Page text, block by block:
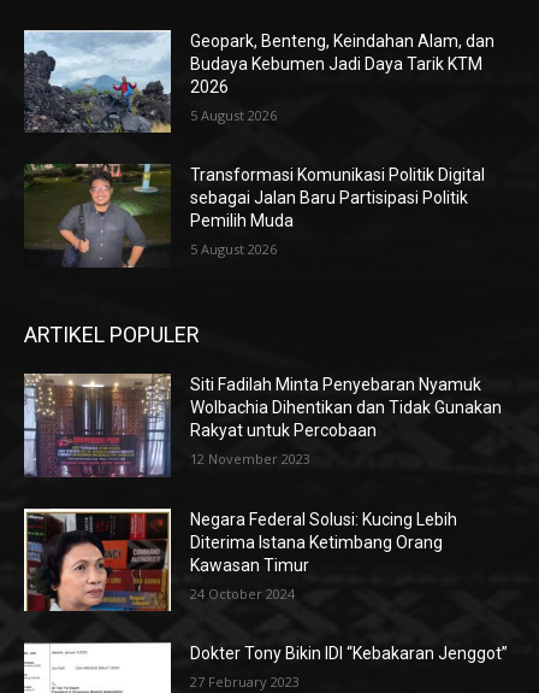
Geopark, Benteng, Keindahan Alam, dan
Budaya Kebumen Jadi Daya Tarik KTM
2026
5 August 2026
Transformasi Komunikasi Politik Digital
sebagai Jalan Baru Partisipasi Politik
Pemilih Muda
5 August 2026
ARTIKEL POPULER
Siti Fadilah Minta Penyebaran Nyamuk
Wolbachia Dihentikan dan Tidak Gunakan
Rakyat untuk Percobaan
12 November 2023
Negara Federal Solusi: Kucing Lebih
Diterima Istana Ketimbang Orang
Kawasan Timur
24 October 2024
Dokter Tony Bikin IDI “Kebakaran Jenggot”
27 February 2023